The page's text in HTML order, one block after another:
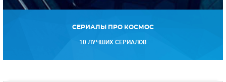
СЕРИАЛЫ ПРО КОСМОС
10 ЛУЧШИХ СЕРИАЛОВ